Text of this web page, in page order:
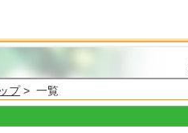
プ> 一覧